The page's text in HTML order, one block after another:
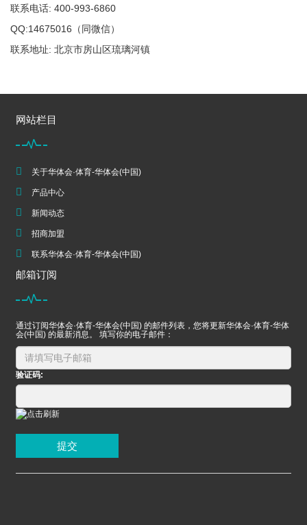
联系电话: 400-993-6860
QQ:14675016（同微信）
联系地址: 北京市房山区琉璃河镇
网站栏目
关于华体会·体育-华体会(中国)
产品中心
新闻动态
招商加盟
联系华体会·体育-华体会(中国)
邮箱订阅
通过订阅华体会·体育-华体会(中国) 的邮件列表，您将更新华体会·体育-华体
会(中国) 的最新消息。 填写你的电子邮件：
验证码:
提交